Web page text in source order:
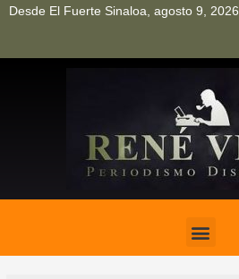
Desde El Fuerte Sinaloa, agosto 9, 2026